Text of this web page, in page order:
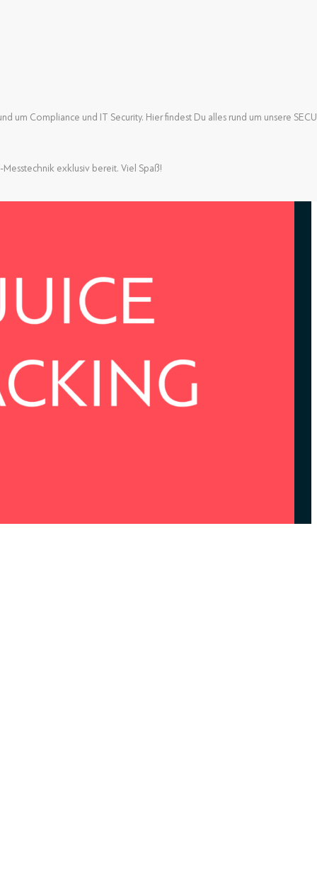
um Compliance und IT Security. Hier findest Du alles rund um unsere
exklusiv bereit. Viel Spaß!
um Compliance und IT Security. Hier findest Du alles rund um unsere
exklusiv bereit. Viel Spaß!